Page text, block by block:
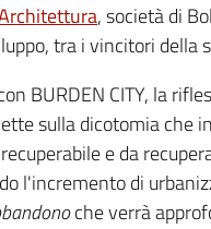
, società di
tra i vincitori della
BURDEN CITY, la
sulla dicotomia che
e da
l'incremento di
che verrà